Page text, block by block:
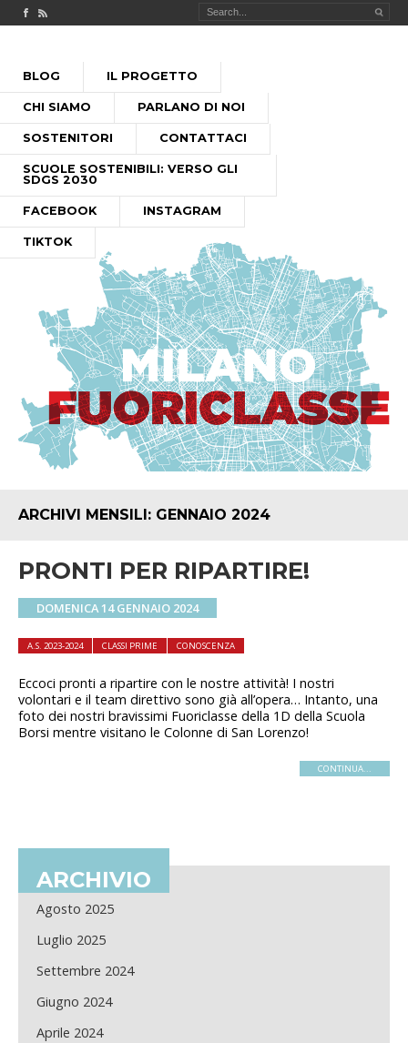
Check out our Facebook page
MILANO FUORICLASSE RSS feed
MENU PRINCIPALE
PASSA
CONTENUTO
BLOG IL PROGETTO
CHI SIAMO PARLANO DI NOI
SOSTENITORI CONTATTACI
SCUOLE SOSTENIBILI: VERSO GLI
SDGS 2030
FACEBOOK INSTAGRAM
TIKTOK
ARCHIVI MENSILI: GENNAIO 2024
PRONTI PER RIPARTIRE!
DOMENICA 14 GENNAIO 2024
A.S. 2023-2024 CLASSI PRIME CONOSCENZA
Eccoci pronti a ripartire con le nostre attività! I nostri
volontari e il team direttivo sono già all’opera… Intanto, una
foto dei nostri bravissimi Fuoriclasse della 1D della Scuola
Borsi mentre visitano le Colonne di San Lorenzo!
CONTINUA...
ARCHIVIO
Agosto 2025
Luglio 2025
Settembre 2024
Giugno 2024
Aprile 2024